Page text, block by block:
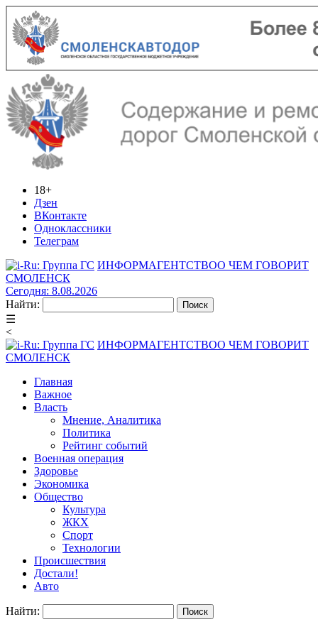
18+
Дзен
ВКонтакте
Одноклассники
Телеграм
ИНФОРМАГЕНТСТВОО ЧЕМ ГОВОРИТ
СМОЛЕНСК
Сегодня: 8.08.2026
Найти:
☰
<
ИНФОРМАГЕНТСТВОО ЧЕМ ГОВОРИТ
СМОЛЕНСК
Главная
Важное
Власть
Мнение, Аналитика
Политика
Рейтинг событий
Военная операция
Здоровье
Экономика
Общество
Культура
ЖКХ
Спорт
Технологии
Происшествия
Достали!
Авто
Найти: